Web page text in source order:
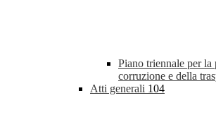
Piano triennale per la
corruzione e della
Atti generali 104